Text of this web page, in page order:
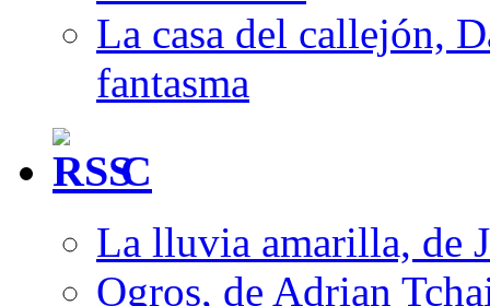
La casa del callejón,
fantasma
C
La lluvia amarilla, de
Ogros, de Adrian